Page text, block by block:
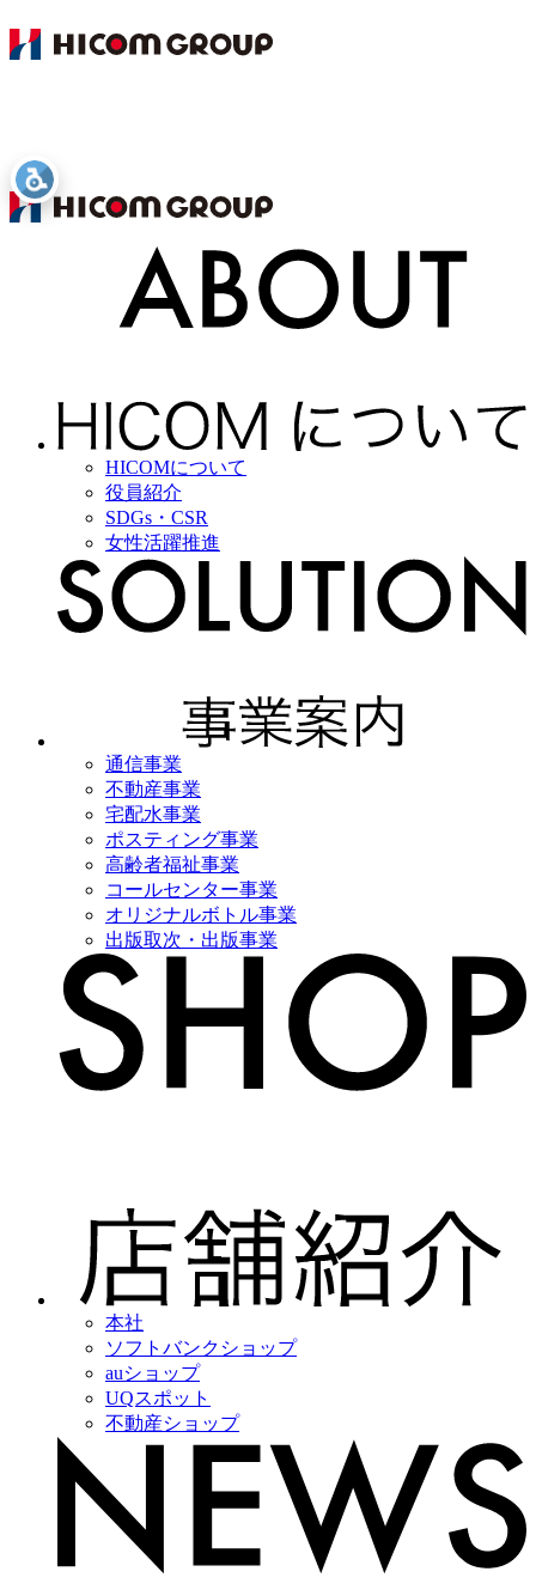
HICOMについて
役員紹介
SDGs・CSR
女性活躍推進
通信事業
不動産事業
宅配水事業
ポスティング事業
高齢者福祉事業
コールセンター事業
オリジナルボトル事業
出版取次・出版事業
本社
ソフトバンクショップ
auショップ
UQスポット
不動産ショップ